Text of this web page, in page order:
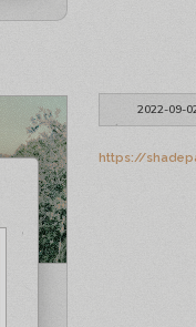
2022-09-
https://